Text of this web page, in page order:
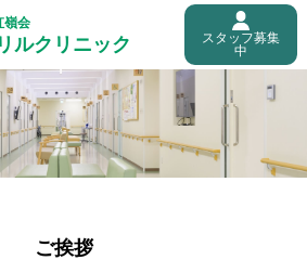
スタッフ募集
中
ご挨拶